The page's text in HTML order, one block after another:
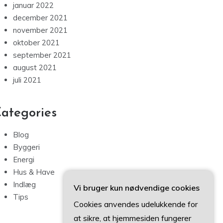
januar 2022
december 2021
november 2021
oktober 2021
september 2021
august 2021
juli 2021
Blog
Byggeri
Energi
Hus & Have
Indlæg
Tips
Vi bruger kun nødvendige cookies
Cookies anvendes udelukkende for
at sikre, at hjemmesiden fungerer